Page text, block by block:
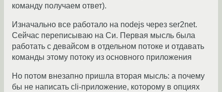
команду получаем ответ).
Изначально все работало на nodejs через ser2net.
Сейчас переписываю на Си. Первая мысль была
работать с девайсом в отдельном потоке и отдавать
команды этому потоку из основного приложения
Но потом внезапно пришла вторая мысль: а почему
бы не написать cli-приложение, которому в опциях